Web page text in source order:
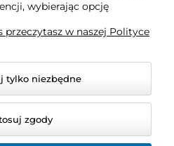
wybierając opcję
w naszej Polityce
tylko niezbędne
zgody